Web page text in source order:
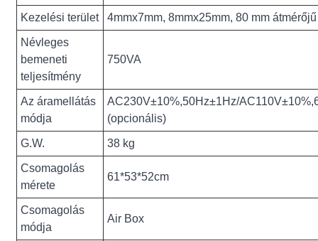
Kezelési terület 4mmx7mm, 8mmx25mm, 80 mm átmérőjű
Névleges
bemeneti
teljesítmény
750VA
Az áramellátás
módja
AC230V±10%,50Hz±1Hz/
(opcionális)
G.W. 38 kg
Csomagolás
mérete
61*53*52cm
Csomagolás
módja
Air Box